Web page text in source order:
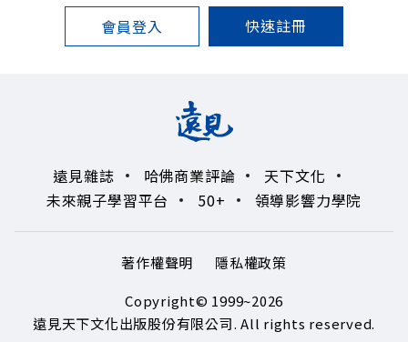
會員登入 快速註冊
遠見雜誌 哈佛商業評論
天下文化
未來親子學習平台
50+ 領導影響力學院
著作權聲明
隱私權政策
Copyright© 1999~2026
遠見天下文化出版股份有限公司. All rights reserved.